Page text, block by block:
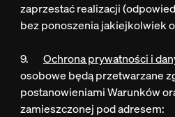
zaprzestać realizacji
bez ponoszenia jakiejkolwiek
9. Ochrona prywatności i
osobowe będą przetwarzane
postanowieniami Warunków
zamieszczonej pod adresem: